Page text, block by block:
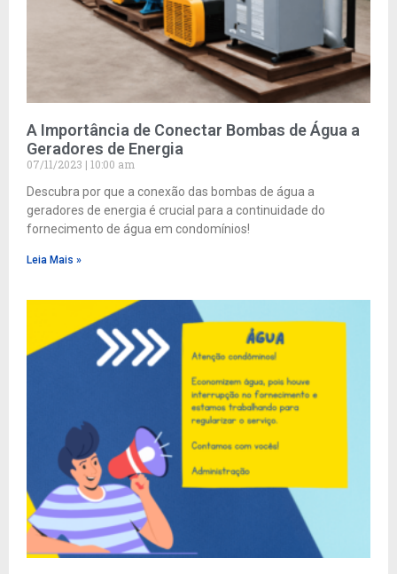
A Importância de Conectar Bombas de Água a
Geradores de Energia
07/11/2023
10:00 am
Descubra por que a conexão das bombas de água a
geradores de energia é crucial para a continuidade do
fornecimento de água em condomínios!
Leia Mais »